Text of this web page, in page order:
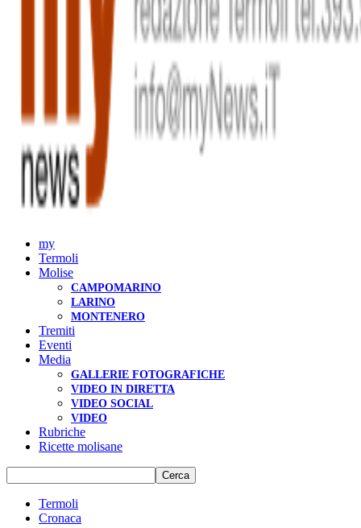
my
Termoli
Molise
CAMPOMARINO
LARINO
MONTENERO
Tremiti
Eventi
Media
GALLERIE FOTOGRAFICHE
VIDEO IN DIRETTA
VIDEO SOCIAL
VIDEO
Rubriche
Ricette molisane
Termoli
Cronaca